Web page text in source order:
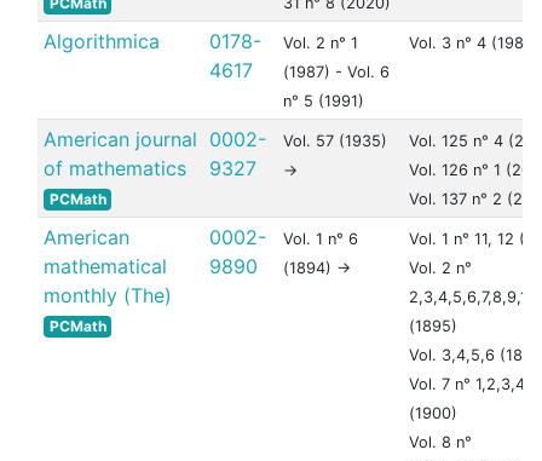
Algorithmica
0178-
4617
Vol. 2 n° 1
(1987) - Vol. 6
n° 5 (1991)
Vol. 3 n° 4 (1988)
American journal
of mathematics
PCMath
0002-
9327
Vol. 57 (1935)
->
Vol. 125 n° 4
Vol. 126 n° 1
Vol. 137 n° 2
American
mathematical
monthly (The)
PCMath
0002-
9890
Vol. 1 n° 6
(1894) ->
Vol. 1 n° 11, 12
Vol. 2 n°
(1895)
Vol. 3,4,5,6
Vol. 7 n°
(1900)
Vol. 8 n°